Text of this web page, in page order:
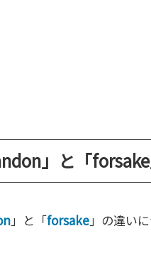
」と「
」と「forsake」の違い